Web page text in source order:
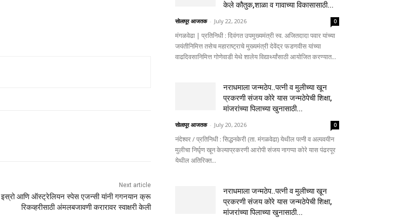
Next article
इस्रो आणि ऑस्ट्रेलियन स्पेस एजन्सी यांनी गगनयान क्रू
रिकव्हरीसाठी अंमलबजावणी करारावर स्वाक्षरी केली
केले कौतुक,शाळा व गावाच्या विकासासाठी...
सोलापूर आजतक - July 22, 2026 0
मंगळवेढा | प्रतिनिधी : दिवंगत उपमुख्यमंत्री स्व. अजितदादा पवार यांच्या
जयंतीनिमित्त तसेच महाराष्ट्राचे मुख्यमंत्री देवेंद्र फडणवीस यांच्या
वाढदिवसानिमित्त गोणेवाडी येथे शालेय विद्यार्थ्यांसाठी आयोजित करण्यात...
नराधमाला जन्मठेप..पत्नी व मुलीच्या खून
प्रकरणी संजय कोरे यास जन्मठेपेची शिक्षा,
मांजरांच्या पिलाच्या खुनासाठी...
सोलापूर आजतक - July 20, 2026 0
नंदेश्वर / प्रतिनिधी : सिद्धनकेरी (ता. मंगळवेढा) येथील पत्नी व अल्पवयीन
मुलीचा निर्घृण खून केल्याप्रकरणी आरोपी संजय नागप्पा कोरे यास पंढरपूर
येथील अतिरिक्त...
नराधमाला जन्मठेप..पत्नी व मुलीच्या खून
प्रकरणी संजय कोरे यास जन्मठेपेची शिक्षा,
मांजरांच्या पिलाच्या खुनासाठी...